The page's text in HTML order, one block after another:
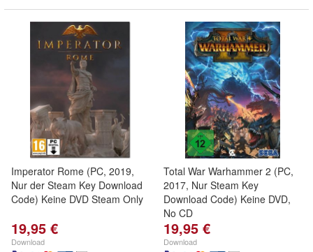
Imperator Rome (PC, 2019,
Nur der Steam Key Download
Code) Keine DVD Steam Only
19,95 €
Download
Total War Warhammer 2 (PC,
2017, Nur Steam Key
Download Code) Keine DVD,
No CD
19,95 €
Download